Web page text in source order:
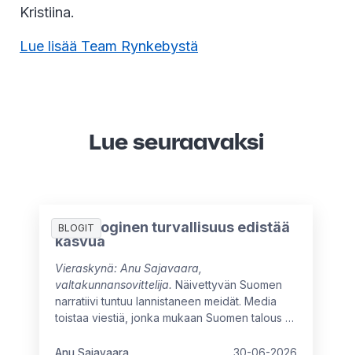
Kristiina.
Lue lisää Team Rynkebystä
Lue seuraavaksi
BLOGIT
Psykologinen turvallisuus edistää
kasvua
Vieraskynä: Anu Sajavaara,
valtakunnansovittelija. Näivettyvän Suomen
narratiivi tuntuu lannistaneen meidät. Media
toistaa viestiä, jonka mukaan Suomen talous ei
signaalit ovat vielä heikkoja. Arvovaltaisissa
Anu Sajavaara 30-06-2026